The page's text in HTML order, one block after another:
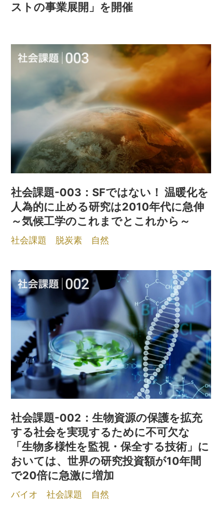
ストの事業展開」を開催
社会課題-003：SFではない！ 温暖化を
人為的に止める研究は2010年代に急伸
～気候工学のこれまでとこれから～
社会課題 脱炭素 自然
社会課題-002：生物資源の保護を拡充
する社会を実現するために不可欠な
「生物多様性を監視・保全する技術」に
おいては、世界の研究投資額が10年間
で20倍に急激に増加
バイオ 社会課題 自然